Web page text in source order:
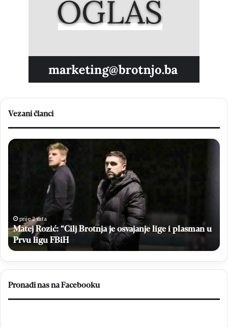
Vezani članci
2 sata
Rozić: “Cilj Brotnja je osvajanje lige i plasman u
ligu FBiH
jeseni
Fra
Pronađi nas na Facebooku